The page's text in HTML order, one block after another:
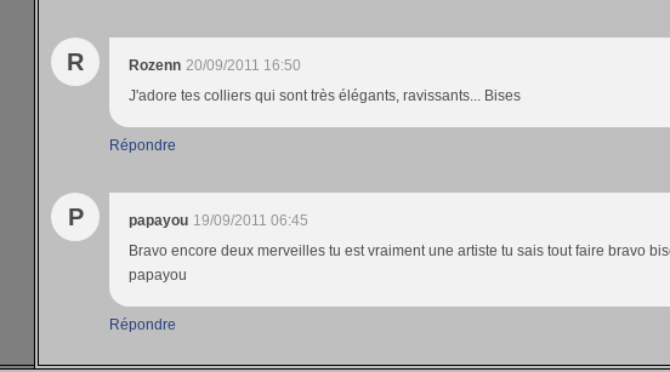
R Rozenn 20/09/2011 16:50
J'adore tes colliers qui sont très élégants, ravissants... Bises
Répondre
P papayou 19/09/2011 06:45
Bravo encore deux merveilles tu est vraiment une artiste tu sais tout faire bravo
papayou
Répondre